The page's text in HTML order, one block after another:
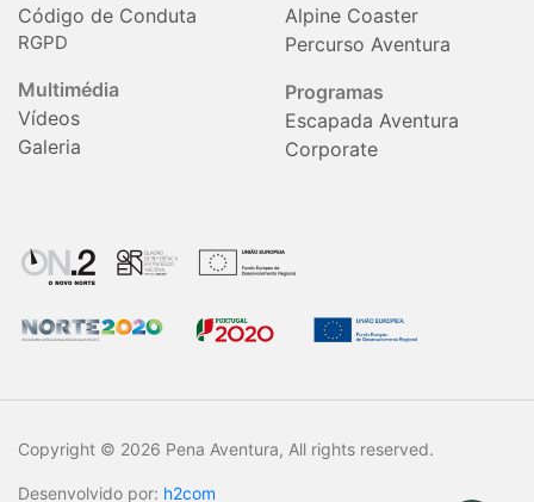
Código de Conduta
RGPD
Multimédia
Vídeos
Galeria
Alpine Coaster
Percurso Aventura
Programas
Escapada Aventura
Corporate
Copyright © 2026 Pena Aventura, All rights reserved.
Desenvolvido por: h2com